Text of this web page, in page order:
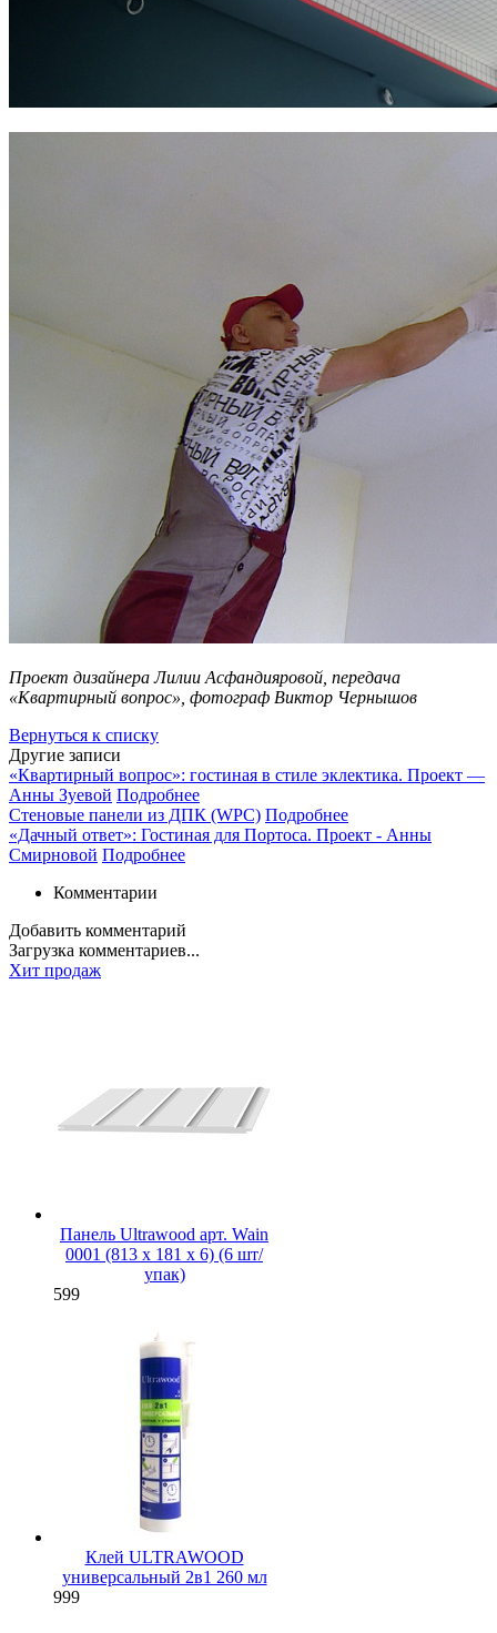
Проект дизайнера Лилии Асфандияровой, передача
«Квартирный вопрос», фотограф Виктор Чернышов
Вернуться к списку
Другие записи
«Квартирный вопрос»: гостиная в стиле эклектика. Проект —
Анны Зуевой Подробнее
Стеновые панели из ДПК (WPC) Подробнее
«Дачный ответ»: Гостиная для Портоса. Проект - Анны
Смирновой Подробнее
Комментарии
Добавить комментарий
Загрузка комментариев...
Хит продаж
Панель Ultrawood арт. Wain
0001 (813 х 181 х 6) (6 шт/
упак)
599
Клей ULTRAWOOD
универсальный 2в1 260 мл
999